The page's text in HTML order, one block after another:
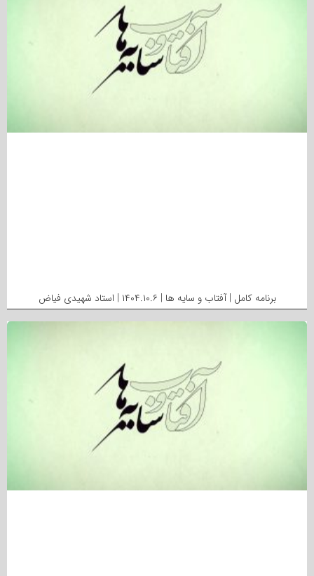
برنامه کامل | آفتاب و سایه ها | ۱۴۰۴.۱۰.۶ | استاد شهیدی فیاض